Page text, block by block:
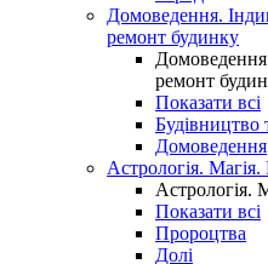
Домоведення.
ремонт будинку
ремонт
Показати всі
Будівництво
Домоведення
Астрологія.
Астрологія.
Показати всі
Пророцтва
Долі